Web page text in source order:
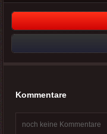
Kommentare
noch keine Kommentare